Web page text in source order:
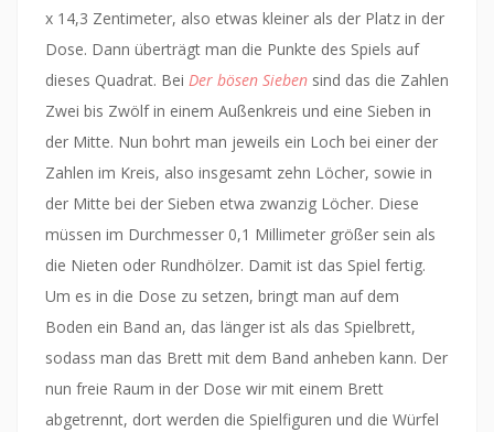
x 14,3 Zentimeter, also etwas kleiner als der Platz in der
Dose. Dann überträgt man die Punkte des Spiels auf
dieses Quadrat. Bei Der bösen Sieben sind das die Zahlen
Zwei bis Zwölf in einem Außenkreis und eine Sieben in
der Mitte. Nun bohrt man jeweils ein Loch bei einer der
Zahlen im Kreis, also insgesamt zehn Löcher, sowie in
der Mitte bei der Sieben etwa zwanzig Löcher. Diese
müssen im Durchmesser 0,1 Millimeter größer sein als
die Nieten oder Rundhölzer. Damit ist das Spiel fertig.
Um es in die Dose zu setzen, bringt man auf dem
Boden ein Band an, das länger ist als das Spielbrett,
sodass man das Brett mit dem Band anheben kann. Der
nun freie Raum in der Dose wir mit einem Brett
abgetrennt, dort werden die Spielfiguren und die Würfel